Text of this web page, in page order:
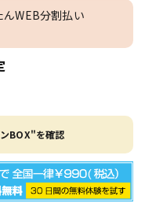
WEB分割払い
BOX"を確認